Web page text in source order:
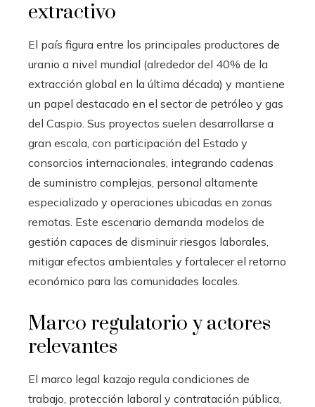
extractivo
El país figura entre los principales productores de
uranio a nivel mundial (alrededor del 40% de la
extracción global en la última década) y mantiene
un papel destacado en el sector de petróleo y gas
del Caspio. Sus proyectos suelen desarrollarse a
gran escala, con participación del Estado y
consorcios internacionales, integrando cadenas
de suministro complejas, personal altamente
especializado y operaciones ubicadas en zonas
remotas. Este escenario demanda modelos de
gestión capaces de disminuir riesgos laborales,
mitigar efectos ambientales y fortalecer el retorno
económico para las comunidades locales.
Marco regulatorio y actores
relevantes
El marco legal kazajo regula condiciones de
trabajo, protección laboral y contratación pública,